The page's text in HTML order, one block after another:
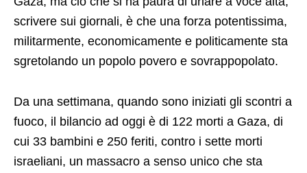
scrivere sui giornali, è che una forza potentissima,
militarmente, economicamente e politicamente sta
sgretolando un popolo povero e sovrappopolato.
Da una settimana, quando sono iniziati gli scontri a
fuoco, il bilancio ad oggi è di 122 morti a Gaza, di
cui 33 bambini e 250 feriti, contro i sette morti
israeliani, un massacro a senso unico che sta